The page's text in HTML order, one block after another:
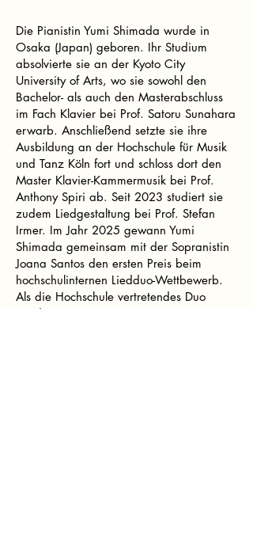
Die Pianistin Yumi Shimada wurde in
Osaka (Japan) geboren. Ihr Studium
absolvierte sie an der Kyoto City
University of Arts, wo sie sowohl den
Bachelor- als auch den Masterabschluss
im Fach Klavier bei Prof. Satoru Sunahara
erwarb. Anschließend setzte sie ihre
Ausbildung an der Hochschule für Musik
und Tanz Köln fort und schloss dort den
Master Klavier-Kammermusik bei Prof.
Anthony Spiri ab. Seit 2023 studiert sie
zudem Liedgestaltung bei Prof. Stefan
Irmer. Im Jahr 2025 gewann Yumi
Shimada gemeinsam mit der Sopranistin
Joana Santos den ersten Preis beim
hochschulinternen Liedduo-Wettbewerb.
Als die Hochschule vertretendes Duo
wurden sie zum Konzertsymposium